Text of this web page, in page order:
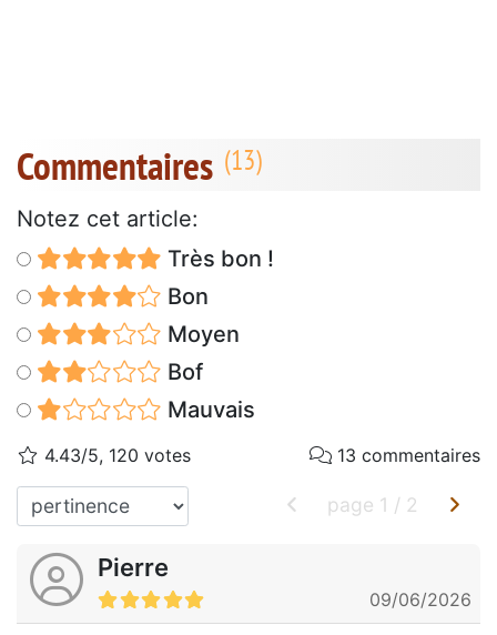
Commentaires
Notez cet article:
Très bon !
Bon
Moyen
Bof
Mauvais
4.43/5, 120 votes 13 commentaires
page 1 / 2
Pierre
09/06/2026